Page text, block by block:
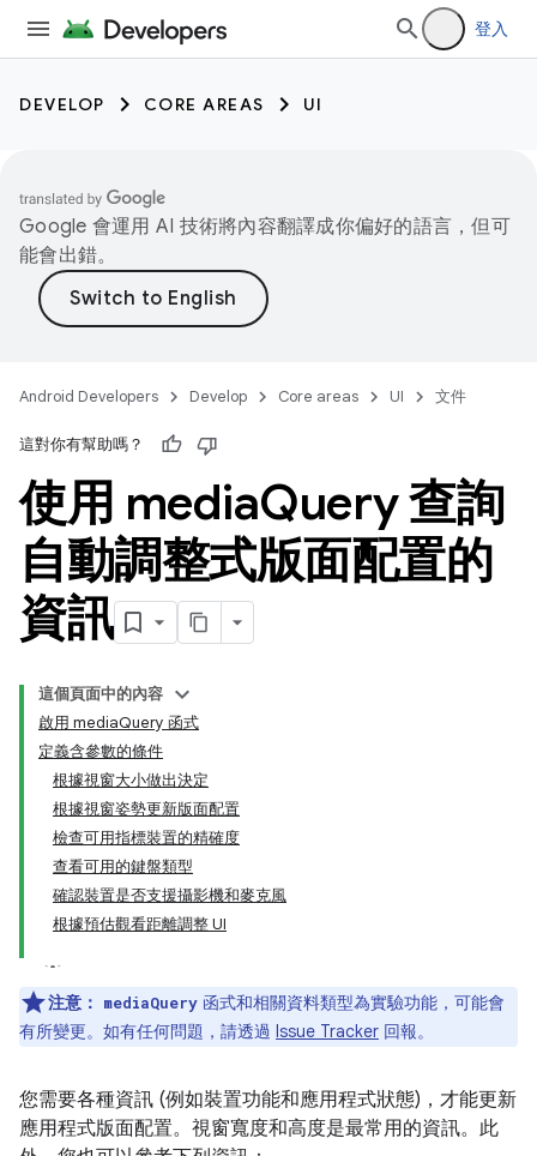
登入
DEVELOP CORE AREAS UI
Google 會運用 AI 技術將內容翻譯成你偏好的語言，但可
能會出錯。
Android Developers Develop Core areas UI 文件
這對你有幫助嗎？
使用 mediaQuery 查詢
自動調整式版面配置的
資訊
這個頁面中的內容
啟用 mediaQuery 函式
定義含參數的條件
根據視窗大小做出決定
根據視窗姿勢更新版面配置
檢查可用指標裝置的精確度
查看可用的鍵盤類型
確認裝置是否支援攝影機和麥克風
根據預估觀看距離調整 UI
注意： mediaQuery 函式和相關資料類型為實驗功能，可能會
有所變更。如有任何問題，請透過 Issue Tracker 回報。
您需要各種資訊 (例如裝置功能和應用程式狀態)，才能更新
應用程式版面配置。視窗寬度和高度是最常用的資訊。此